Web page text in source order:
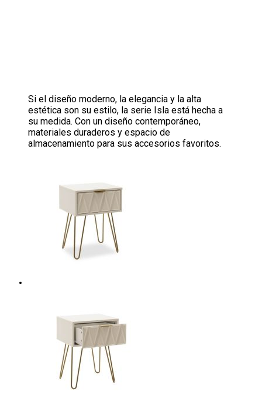
Si el diseño moderno, la elegancia y la alta
estética son su estilo, la serie Isla está hecha a
su medida. Con un diseño contemporáneo,
materiales duraderos y espacio de
almacenamiento para sus accesorios favoritos.